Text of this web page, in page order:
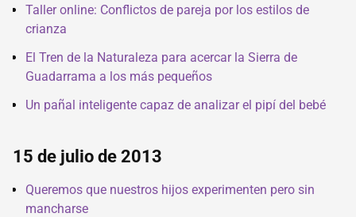
Taller online: Conflictos de pareja por los estilos de
crianza
El Tren de la Naturaleza para acercar la Sierra de
Guadarrama a los más pequeños
Un pañal inteligente capaz de analizar el pipí del bebé
15 de julio de 2013
Queremos que nuestros hijos experimenten pero sin
mancharse